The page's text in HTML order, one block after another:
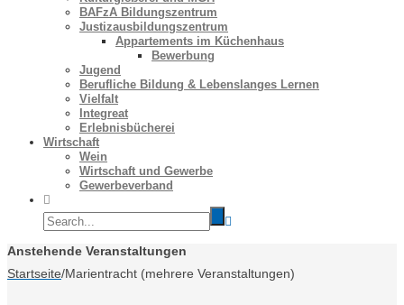
BAFzA Bildungszentrum
Justizausbildungszentrum
Appartements im Küchenhaus
Bewerbung
Jugend
Berufliche Bildung & Lebenslanges Lernen
Vielfalt
Integreat
Erlebnisbücherei
Wirtschaft
Wein
Wirtschaft und Gewerbe
Gewerbeverband
Anstehende Veranstaltungen
Startseite/Marientracht (mehrere Veranstaltungen)